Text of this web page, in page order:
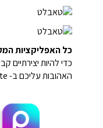
כל האפליקציות
כדי להיות יצירתיים
האהובות עליכם ב-